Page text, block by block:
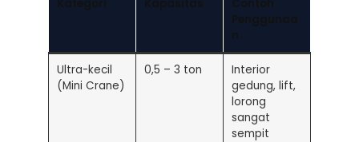
Kategori Kapasitas
Contoh
Penggunaa
n
Ultra-kecil
(Mini Crane)
0,5 – 3 ton
Interior
gedung, lift,
lorong
sangat
sempit